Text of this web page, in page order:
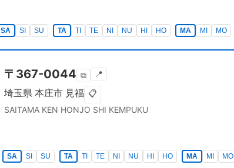
SA SI SU TA TI TE NI NU HI HO MA MI MO
〒 367-0044 ⧉ 📍
埼玉県 本庄市 見福 📋
SAITAMA KEN HONJO SHI KEMPUKU
SA SI SU TA TI TE NI NU HI HO MA MI MO